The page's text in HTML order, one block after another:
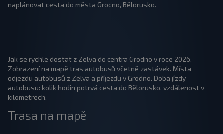
naplánovat cesta do města Grodno, Bělorusko.
Jak se rychle dostat z Zelva do centra Grodno v roce 2026.
Zobrazení na mapě tras autobusů včetně zastávek. Místa
odjezdu autobusů z Zelva a příjezdu v Grodno. Doba jízdy
autobusu: kolik hodin potrvá cesta do Bělorusko, vzdálenost v
kilometrech.
Trasa na mapě